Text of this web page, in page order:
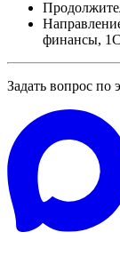
финансы,
Задать вопрос по